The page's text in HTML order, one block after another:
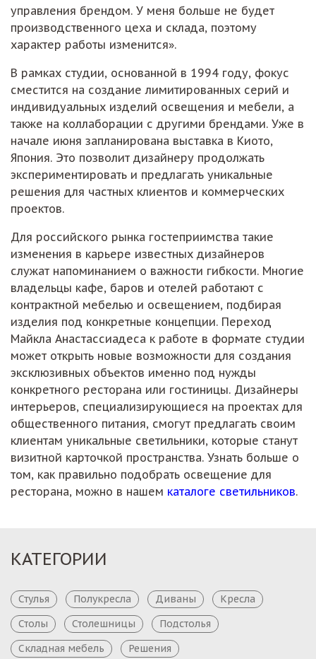
управления брендом. У меня больше не будет
производственного цеха и склада, поэтому
характер работы изменится».
В рамках студии, основанной в 1994 году, фокус
сместится на создание лимитированных серий и
индивидуальных изделий освещения и мебели, а
также на коллаборации с другими брендами. Уже в
начале июня запланирована выставка в Киото,
Япония. Это позволит дизайнеру продолжать
экспериментировать и предлагать уникальные
решения для частных клиентов и коммерческих
проектов.
Для российского рынка гостеприимства такие
изменения в карьере известных дизайнеров
служат напоминанием о важности гибкости. Многие
владельцы кафе, баров и отелей работают с
контрактной мебелью и освещением, подбирая
изделия под конкретные концепции. Переход
Майкла Анастассиадеса к работе в формате студии
может открыть новые возможности для создания
эксклюзивных объектов именно под нужды
конкретного ресторана или гостиницы. Дизайнеры
интерьеров, специализирующиеся на проектах для
общественного питания, смогут предлагать своим
клиентам уникальные светильники, которые станут
визитной карточкой пространства. Узнать больше о
том, как правильно подобрать освещение для
ресторана, можно в нашем каталоге светильников.
КАТЕГОРИИ
Стулья Полукресла Диваны
Кресла
Столы
Столешницы
Подстолья
Складная мебель
Решения